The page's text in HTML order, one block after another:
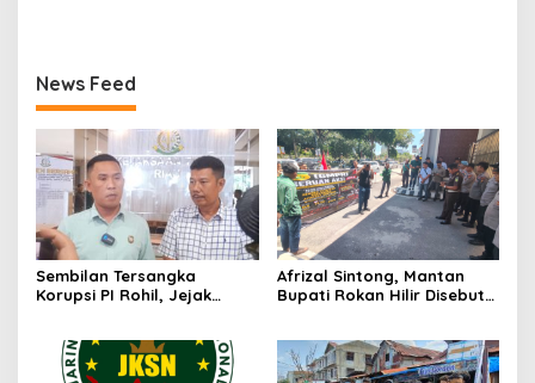
News Feed
Sembilan Tersangka
Korupsi PI Rohil, Jejak
Afrizal Sintong, Mantan
Bupati Rokan Hilir Disebut
Desak Usut Dividen Rp331,7
Miliar